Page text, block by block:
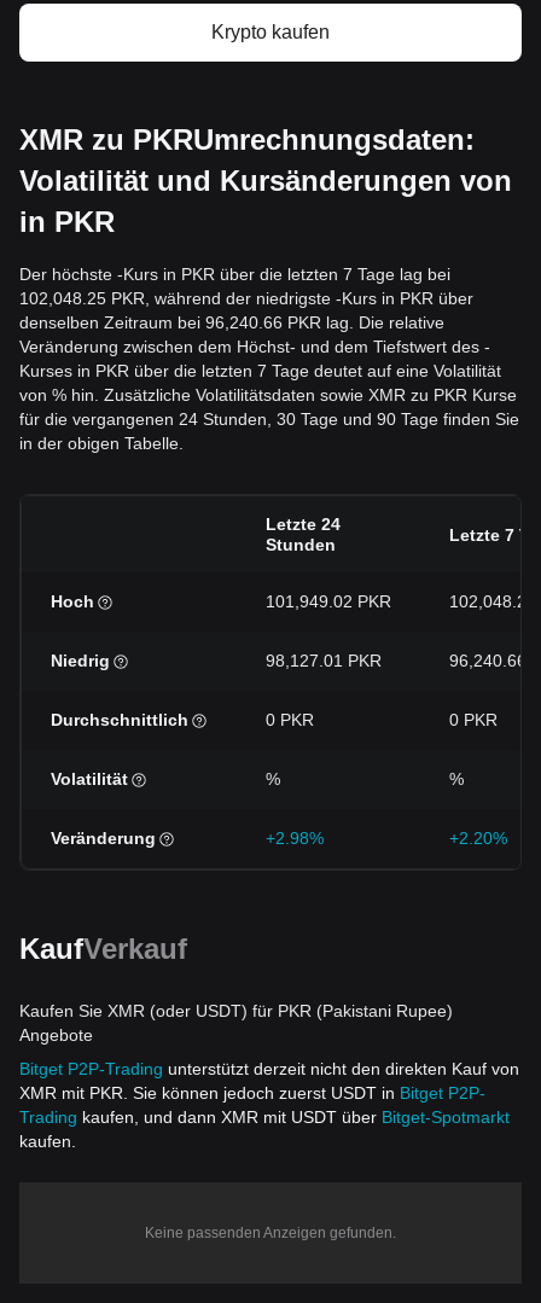
Krypto kaufen
XMR zu PKRUmrechnungsdaten:
Volatilität und Kursänderungen von
in PKR
Der höchste -Kurs in PKR über die letzten 7 Tage lag bei
102,048.25 PKR, während der niedrigste -Kurs in PKR über
denselben Zeitraum bei 96,240.66 PKR lag. Die relative
Veränderung zwischen dem Höchst- und dem Tiefstwert des -
Kurses in PKR über die letzten 7 Tage deutet auf eine Volatilität
von % hin. Zusätzliche Volatilitätsdaten sowie XMR zu PKR Kurse
für die vergangenen 24 Stunden, 30 Tage und 90 Tage finden Sie
in der obigen Tabelle.
Letzte 24
Stunden
Letzte 7
Hoch 101,949.02 PKR 102,048.25
Niedrig 98,127.01 PKR 96,240.66
Durchschnittlich 0 PKR 0 PKR
Volatilität % %
Veränderung +2.98% +2.20%
KaufVerkauf
Kaufen Sie XMR (oder USDT) für PKR (Pakistani Rupee)
Angebote
Bitget P2P-Trading unterstützt derzeit nicht den direkten Kauf von
XMR mit PKR. Sie können jedoch zuerst USDT in Bitget P2P-
Trading kaufen, und dann XMR mit USDT über Bitget-Spotmarkt
kaufen.
Keine passenden Anzeigen gefunden.